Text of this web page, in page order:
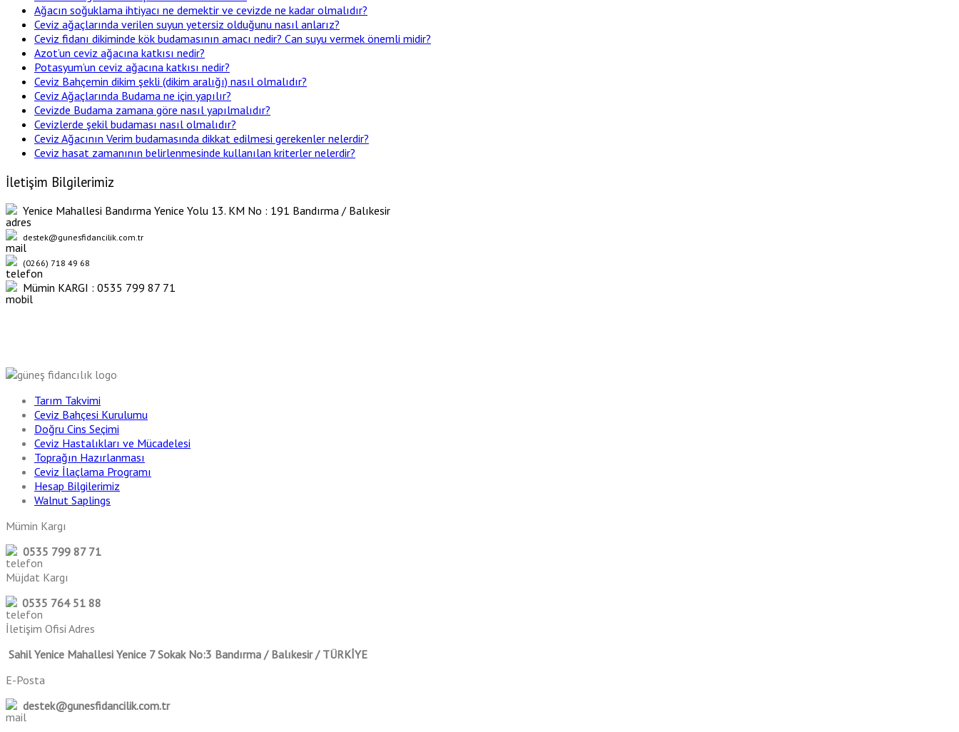
Ağacın soğuklama ihtiyacı ne demektir ve cevizde ne kadar olmalıdır?
Ceviz ağaçlarında verilen suyun yetersiz olduğunu nasıl anlarız?
Ceviz fidanı dikiminde kök budamasının amacı nedir? Can suyu vermek önemli midir?
Azot’un ceviz ağacına katkısı nedir?
Potasyum’un ceviz ağacına katkısı nedir?
Ceviz Bahçemin dikim şekli (dikim aralığı) nasıl olmalıdır?
Ceviz Ağaçlarında Budama ne için yapılır?
Cevizde Budama zamana göre nasıl yapılmalıdır?
Cevizlerde şekil budaması nasıl olmalıdır?
Ceviz Ağacının Verim budamasında dikkat edilmesi gerekenler nelerdir?
Ceviz hasat zamanının belirlenmesinde kullanılan kriterler nelerdir?
İletişim Bilgilerimiz
Yenice Mahallesi Bandırma Yenice Yolu 13. KM No : 191 Bandırma / Balıkesir
destek@gunesfidancilik.com.tr
(0266) 718 49 68
Mümin KARGI : 0535 799 87 71
Tarım Takvimi
Ceviz Bahçesi Kurulumu
Doğru Cins Seçimi
Ceviz Hastalıkları ve Mücadelesi
Toprağın Hazırlanması
Ceviz İlaçlama Programı
Hesap Bilgilerimiz
Walnut Saplings
Mümin Kargı
0535 799 87 71
Müjdat Kargı
0535 764 51 88
İletişim Ofisi Adres
Sahil Yenice Mahallesi Yenice 7 Sokak No:3 Bandırma / Balıkesir / TÜRKİYE
E-Posta
destek@gunesfidancilik.com.tr